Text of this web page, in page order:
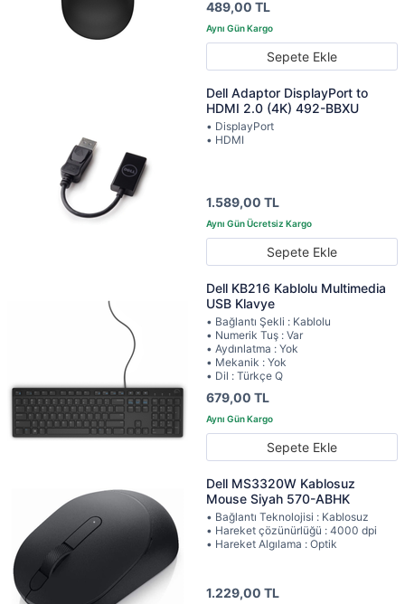
489,00 TL
Sepete Ekle
Dell Adaptor DisplayPort to
HDMI 2.0 (4K) 492-BBXU
• DisplayPort
• HDMI
1.589,00 TL
Sepete Ekle
Dell KB216 Kablolu Multimedia
USB Klavye
• Bağlantı Şekli : Kablolu
• Numerik Tuş : Var
• Aydınlatma : Yok
• Mekanik : Yok
• Dil : Türkçe Q
679,00 TL
Sepete Ekle
Dell MS3320W Kablosuz
Mouse Siyah 570-ABHK
• Bağlantı Teknolojisi : Kablosuz
• Hareket çözünürlüğü : 4000 dpi
• Hareket Algılama : Optik
1.229,00 TL